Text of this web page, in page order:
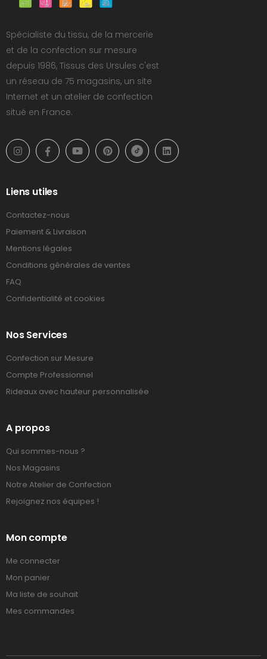
Spécialiste du tissu, de la mercerie
et de la confection sur mesure
depuis 1986, Tissus des Ursules c'est
un réseau de 75 magasins, un site
Internet et un atelier de confection
situé en France.
Liens utiles
Contactez-nous
Paiement & Livraison
Mentions légales
Conditions générales de ventes
FAQ
Confidentialité et cookies
Nos Services
Confection sur Mesure
Compte Professionnel
Rideaux avec hauteur personnalisée
A propos
Qui sommes-nous ?
Nos Magasins
Notre Atelier de Confection
Rejoignez nos équipes !
Mon compte
Me connecter
Mon panier
Ma liste de souhait
Mes commandes